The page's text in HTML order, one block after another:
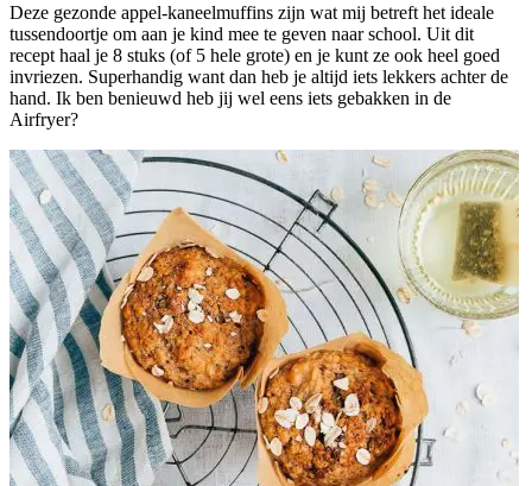
Deze gezonde appel-kaneelmuffins zijn wat mij betreft het ideale
tussendoortje om aan je kind mee te geven naar school. Uit dit
recept haal je 8 stuks (of 5 hele grote) en je kunt ze ook heel goed
invriezen. Superhandig want dan heb je altijd iets lekkers achter de
hand. Ik ben benieuwd heb jij wel eens iets gebakken in de
Airfryer?